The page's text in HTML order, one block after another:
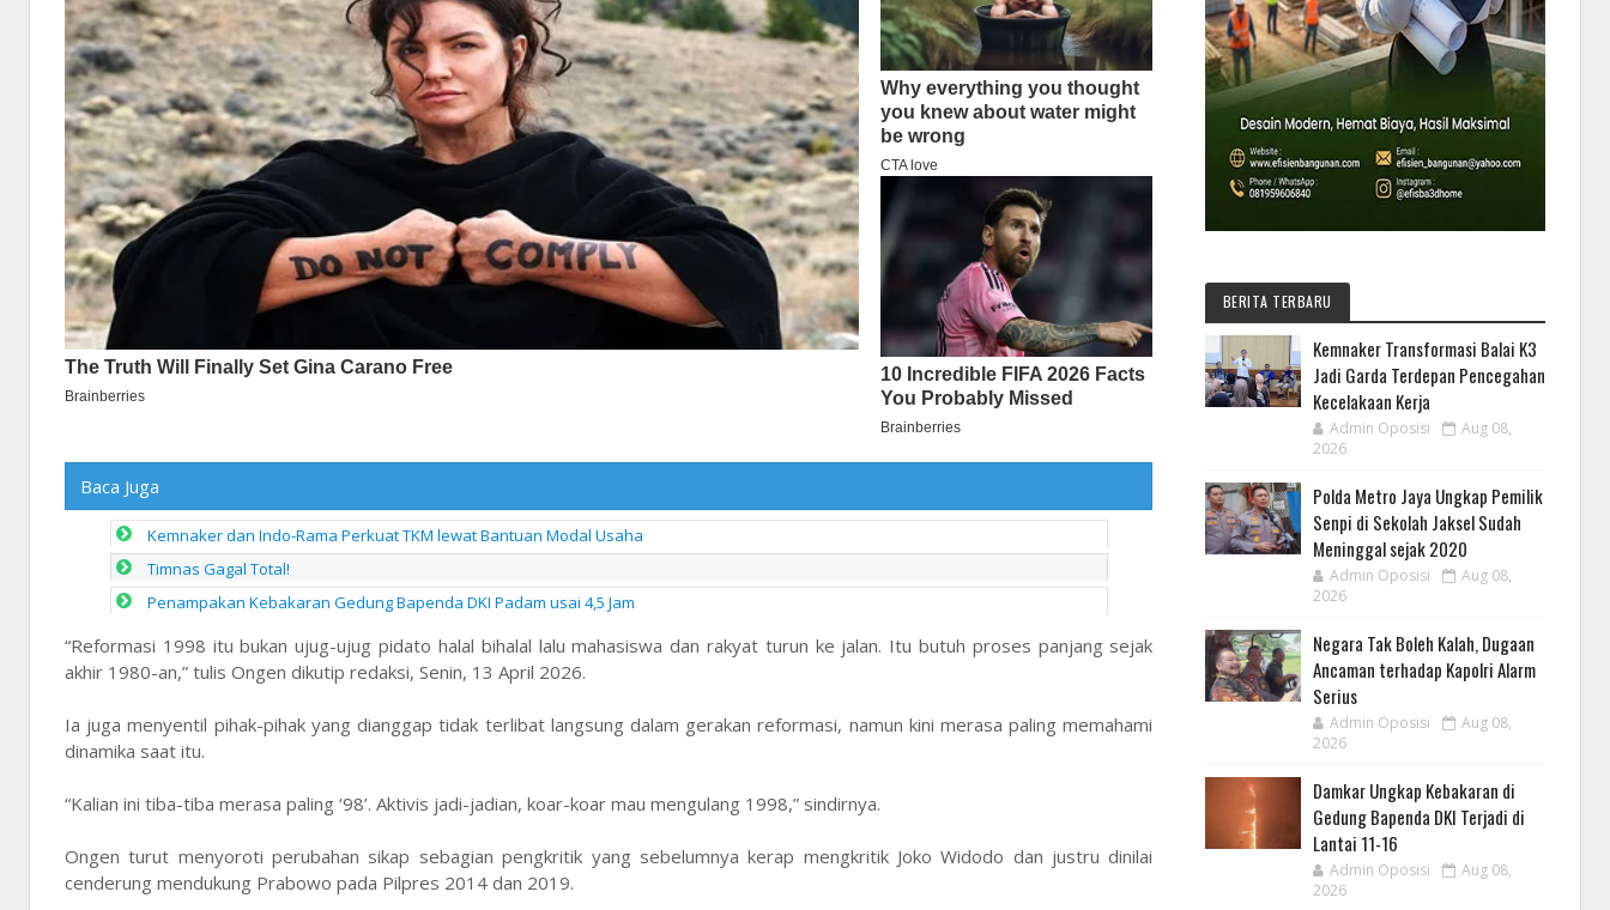
Baca Juga
Kemnaker dan Indo-Rama Perkuat TKM lewat Bantuan Modal Usaha
Timnas Gagal Total!
Penampakan Kebakaran Gedung Bapenda DKI Padam usai 4,5 Jam
“Reformasi 1998 itu bukan ujug-ujug pidato halal bihalal lalu mahasiswa dan rakyat turun ke jalan. Itu butuh proses panjang sejak
akhir 1980-an,” tulis Ongen dikutip redaksi, Senin, 13 April 2026.
Ia juga menyentil pihak-pihak yang dianggap tidak terlibat langsung dalam gerakan reformasi, namun kini merasa paling memahami
dinamika saat itu.
“Kalian ini tiba-tiba merasa paling ‘98’. Aktivis jadi-jadian, koar-koar mau mengulang 1998,” sindirnya.
Ongen turut menyoroti perubahan sikap sebagian pengkritik yang sebelumnya kerap mengkritik Joko Widodo dan justru dinilai
cenderung mendukung Prabowo pada Pilpres 2014 dan 2019.
BERITA TERBARU
Kemnaker Transformasi Balai K3
Jadi Garda Terdepan Pencegahan
Kecelakaan Kerja
Admin Oposisi
Aug 08,
2026
Polda Metro Jaya Ungkap Pemilik
Senpi di Sekolah Jaksel Sudah
Meninggal sejak 2020
Admin Oposisi
Aug 08,
2026
Negara Tak Boleh Kalah, Dugaan
Ancaman terhadap Kapolri Alarm
Serius
Admin Oposisi
Aug 08,
2026
Damkar Ungkap Kebakaran di
Gedung Bapenda DKI Terjadi di
Lantai 11-16
Admin Oposisi
Aug 08,
2026